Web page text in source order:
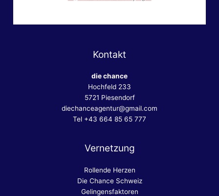
Kontakt
die chance
Hochfeld 233
5721 Piesendorf
diechanceagentur@gmail.com
Tel +43 664 85 65 777
Vernetzung
Rollende Herzen
Die Chance Schweiz
Gelingensfaktoren